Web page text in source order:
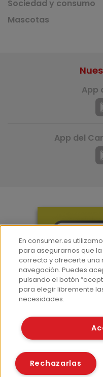
Sociedad y consumo
Mascotas
Corpus
App
App del
©
En consumer.es
para asegurarnos que
correcta y ofrecerte una
navegación. Puedes
pulsando el botón
para elegir libremente
necesidades.
Rechazarlas